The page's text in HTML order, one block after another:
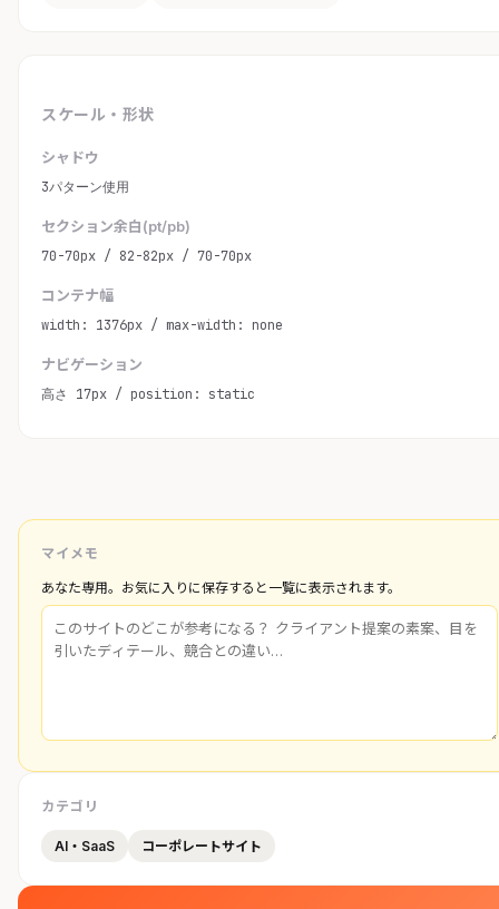
スケール・形状
シャドウ
3パターン使用
セクション余白(pt/pb)
70-70px / 82-82px / 70-70px
コンテナ幅
width: 1376px / max-width: none
ナビゲーション
高さ 17px / position: static
マイメモ
あなた専用。お気に入りに保存すると一覧に表示されます。
カテゴリ
AI・SaaS コーポレートサイト